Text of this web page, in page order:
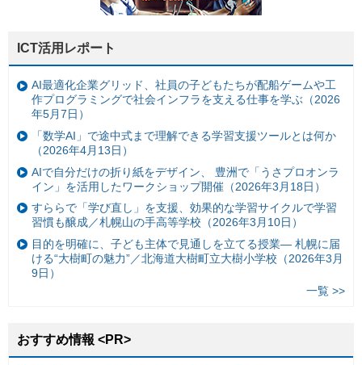
ICT活用レポート
AI最適化企業グリッド、社員の子どもたちが配船ゲームや工
作プログラミングで社会インフラを支える仕事を学ぶ（2026
年5月7日）
「数学AI」で途中式まで理解できる学習支援ツールとは何か
（2026年4月13日）
AIで自分だけの折り紙をデザイン、 豊洲で「うさプロオンラ
イン」を活用したワークショップ開催（2026年3月18日）
すららで「学び直し」を支援、効果的な学習サイクルで学習
習慣も醸成／札幌山の手高等学校（2026年3月10日）
目的を明確に、子ども主体で見通しを立てる授業— 札幌に届
ける“大樹町の魅力”／北海道大樹町立大樹小学校（2026年3月
9日）
一覧 >>
おすすめ情報 <PR>